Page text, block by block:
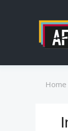
Home